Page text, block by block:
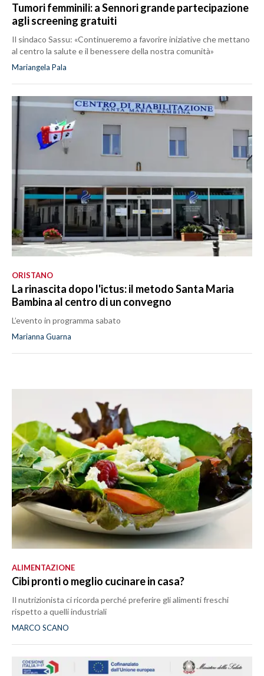
Tumori femminili: a Sennori grande partecipazione
agli screening gratuiti
Il sindaco Sassu: «Continueremo a favorire iniziative che mettano
al centro la salute e il benessere della nostra comunità»
Mariangela Pala
ORISTANO
La rinascita dopo l'ictus: il metodo Santa Maria
Bambina al centro di un convegno
L’evento in programma sabato
Marianna Guarna
ALIMENTAZIONE
Cibi pronti o meglio cucinare in casa?
Il nutrizionista ci ricorda perché preferire gli alimenti freschi
rispetto a quelli industriali
MARCO SCANO